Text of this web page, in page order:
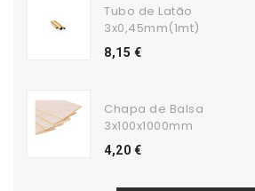
Tubo de Latão
3x0,45mm(1mt)
8,15 €
Chapa de Balsa
3x100x1000mm
4,20 €